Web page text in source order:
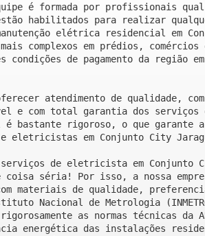
é formada por profissionais
habilitados para realizar
elétrica residencial em
complexos em prédios,
condições de pagamento da região
oferecer atendimento de qualidade,
e com total garantia dos serviços
é bastante rigoroso, o que garante
e eletricistas em Conjunto City
serviços de eletricista em Conjunto
séria! Por isso, a nossa
materiais de qualidade,
Nacional de Metrologia
as normas técnicas da
energética das instalações